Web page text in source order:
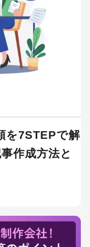
を7STEPで解
作成方法と